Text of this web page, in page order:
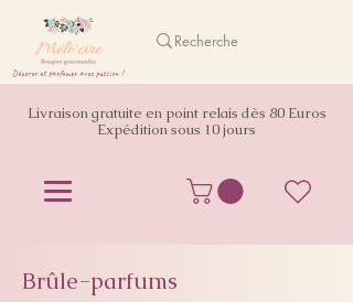
Livraison gratuite en point relais dès 80 Euros
Expédition sous 10 jours
Décorer et parfumer avec passion !
Brûle-parfums